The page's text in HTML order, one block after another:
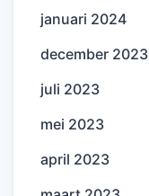
januari 2024
december 2023
juli 2023
mei 2023
april 2023